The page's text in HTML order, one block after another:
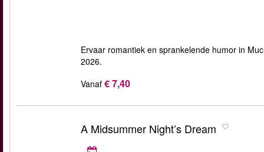
Ervaar romantiek en sprankelende humor in
2026.
Vanaf € 7,40
A Midsummer Night’s Dream